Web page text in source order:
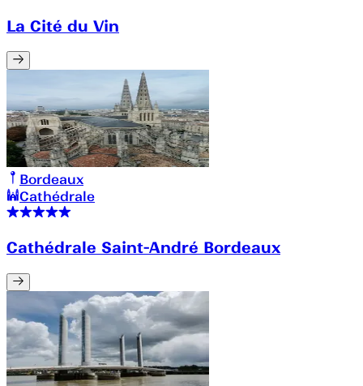
La Cité du Vin
Bordeaux
Cathédrale
Cathédrale Saint-André Bordeaux